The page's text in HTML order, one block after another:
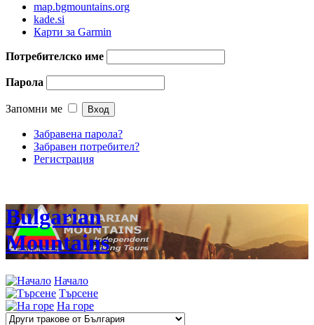
map.bgmountains.org
kade.si
Карти за Garmin
Потребителско име
Парола
Запомни ме
Забравена парола?
Забравен потребител?
Регистрация
Bulgarian
Mountains
Начало
Търсене
На горе